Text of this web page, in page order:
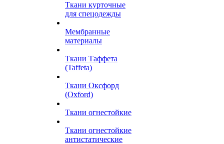
Ткани курточные
для спецодежды
Мембранные
материалы
Ткани Таффета
(Taffeta)
Ткани Оксфорд
(Oxford)
Ткани огнестойкие
Ткани огнестойкие
антистатические